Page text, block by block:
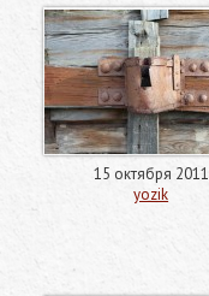
15 октября 2011
yozik